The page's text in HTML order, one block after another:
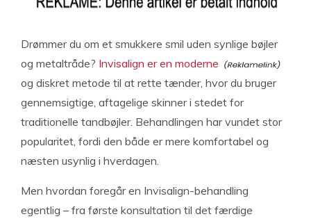
Drømmer du om et smukkere smil uden synlige bøjler
og metaltråde? Invisalign er en moderne
og diskret metode til at rette tænder, hvor du bruger
gennemsigtige, aftagelige skinner i stedet for
traditionelle tandbøjler. Behandlingen har vundet stor
popularitet, fordi den både er mere komfortabel og
næsten usynlig i hverdagen.
Men hvordan foregår en Invisalign-behandling
egentlig – fra første konsultation til det færdige